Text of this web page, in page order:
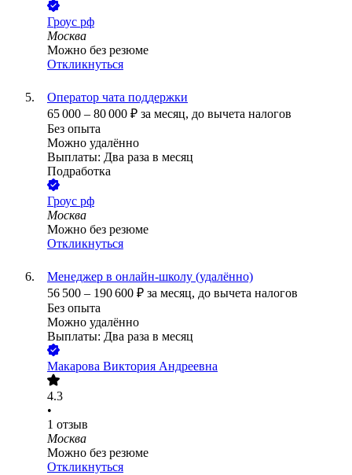
Гроус рф
Москва
Можно без резюме
Откликнуться
Оператор чата поддержки
65 000 – 80 000 ₽ за месяц, до вычета налогов
Без опыта
Можно удалённо
Выплаты: Два раза в месяц
Подработка
Гроус рф
Москва
Можно без резюме
Откликнуться
Менеджер в онлайн-школу (удалённо)
56 500 – 190 600 ₽ за месяц, до вычета налогов
Без опыта
Можно удалённо
Выплаты: Два раза в месяц
Макарова Виктория Андреевна
4.3
•
1 отзыв
Москва
Можно без резюме
Откликнуться